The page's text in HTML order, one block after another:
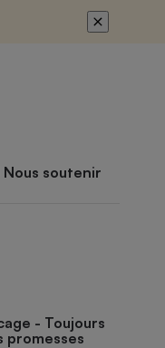
Nous soutenir
- Toujours
promesses